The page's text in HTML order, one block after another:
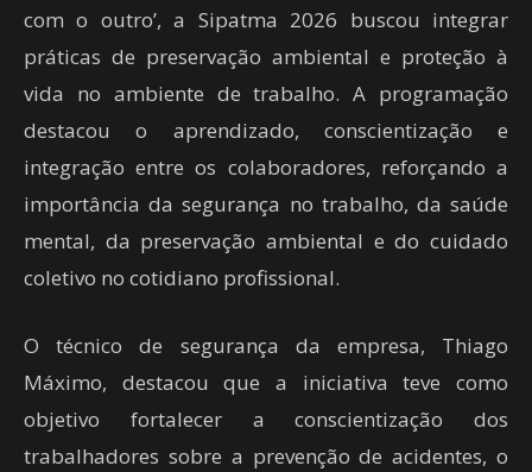
com o outro’, a Sipatma 2026 buscou integrar
práticas de preservação ambiental e proteção à
vida no ambiente de trabalho. A programação
destacou o aprendizado, conscientização e
integração entre os colaboradores, reforçando a
importância da segurança no trabalho, da saúde
mental, da preservação ambiental e do cuidado
coletivo no cotidiano profissional.
O técnico de segurança da empresa, Thiago
Máximo, destacou que a iniciativa teve como
objetivo fortalecer a conscientização dos
trabalhadores sobre a prevenção de acidentes, o